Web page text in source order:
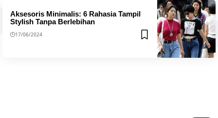
Aksesoris Minimalis: 6 Rahasia Tampil
Stylish Tanpa Berlebihan
17/06/2024